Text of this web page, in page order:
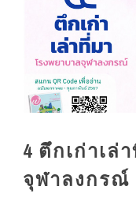
4 ตึกเก่าเล่
จุฬาลงกรณ์